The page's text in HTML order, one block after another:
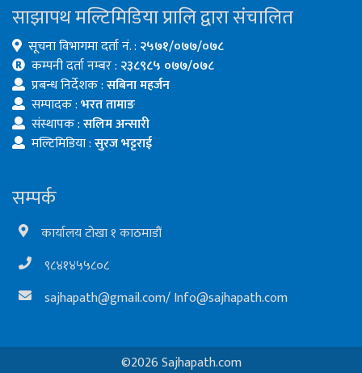
साझापथ मल्टिमिडिया प्रालि द्वारा संचालित
सूचना विभागमा दर्ता नं. : २५७१/०७७/०७८
कम्पनी दर्ता नम्बर : २३८९८५ ०७७/०७८
प्रबन्ध निर्देशक :सबिना महर्जन
सम्पादक :भरत तामाङ
संस्थापक :सलिम अन्सारी
मल्टिमिडिया :सुरज भट्टराई
सम्पर्क
कार्यालय टोखा १ काठमाडौं
९८४१४५५८०८
sajhapath@gmail.com/Info@sajhapath.com
©2026 Sajhapath.com